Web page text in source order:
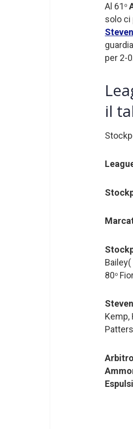
Al 61 o
solo ci
per 2-
il
Bailey(
80o
Kemp,
Arbitro
Espulsi